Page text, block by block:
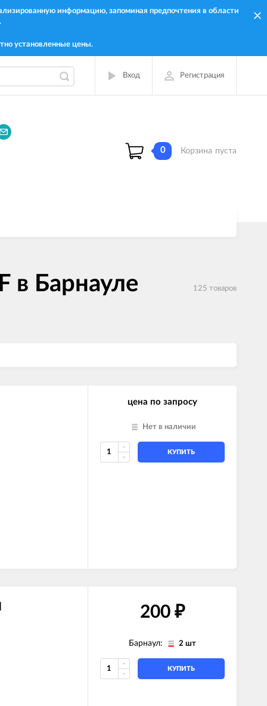
информацию, запоминая предпочтения в области
установленные цены.
Вход Регистрация
0 Корзина пуста
в Барнауле 125 товаров
цена по запросу
Нет в наличии
КУПИТЬ
200 ₽
Барнаул: 2 шт
КУПИТЬ